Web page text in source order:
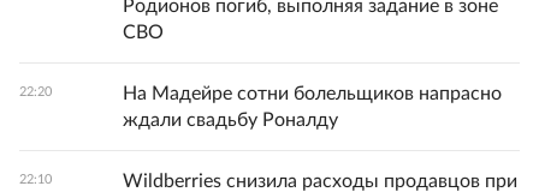
Родионов погиб, выполняя задание в зоне
СВО
22:20
На Мадейре сотни болельщиков напрасно
ждали свадьбу Роналду
22:10
Wildberries снизила расходы продавцов при